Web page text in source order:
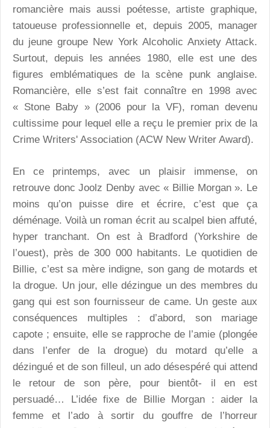
romancière mais aussi poétesse, artiste graphique,
tatoueuse professionnelle et, depuis 2005, manager
du jeune groupe New York Alcoholic Anxiety Attack.
Surtout, depuis les années 1980, elle est une des
figures emblématiques de la scène punk anglaise.
Romancière, elle s’est fait connaître en 1998 avec
« Stone Baby » (2006 pour la VF), roman devenu
cultissime pour lequel elle a reçu le premier prix de la
Crime Writers' Association (ACW New Writer Award).
En ce printemps, avec un plaisir immense, on
retrouve donc Joolz Denby avec « Billie Morgan ». Le
moins qu’on puisse dire et écrire, c’est que ça
déménage. Voilà un roman écrit au scalpel bien affuté,
hyper tranchant. On est à Bradford (Yorkshire de
l’ouest), près de 300 000 habitants. Le quotidien de
Billie, c’est sa mère indigne, son gang de motards et
la drogue. Un jour, elle dézingue un des membres du
gang qui est son fournisseur de came. Un geste aux
conséquences multiples : d’abord, son mariage
capote ; ensuite, elle se rapproche de l’amie (plongée
dans l’enfer de la drogue) du motard qu’elle a
dézingué et de son filleul, un ado désespéré qui attend
le retour de son père, pour bientôt- il en est
persuadé… L’idée fixe de Billie Morgan : aider la
femme et l’ado à sortir du gouffre de l’horreur